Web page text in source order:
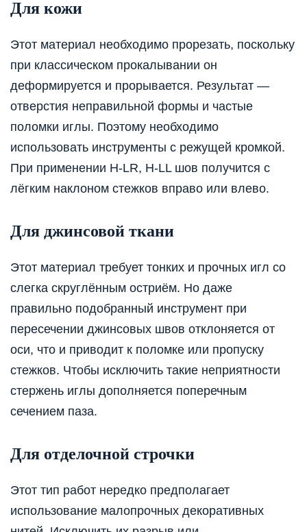
Для кожи
Этот материал необходимо прорезать, поскольку
при классическом прокалывании он
деформируется и прорывается. Результат —
отверстия неправильной формы и частые
поломки иглы. Поэтому необходимо
использовать инструменты с режущей кромкой.
При применении H-LR, H-LL шов получится с
лёгким наклоном стежков вправо или влево.
Для джинсовой ткани
Этот материал требует тонких и прочных игл со
слегка скруглённым остриём. Но даже
правильно подобранный инструмент при
пересечении джинсовых швов отклоняется от
оси, что и приводит к поломке или пропуску
стежков. Чтобы исключить такие неприятности
стержень иглы дополняется поперечным
сечением паза.
Для отделочной строчки
Этот тип работ нередко предполагает
использование малопрочных декоративных